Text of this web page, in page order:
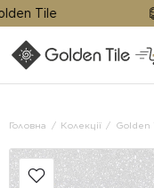
Tile
Головна Колекції Golden